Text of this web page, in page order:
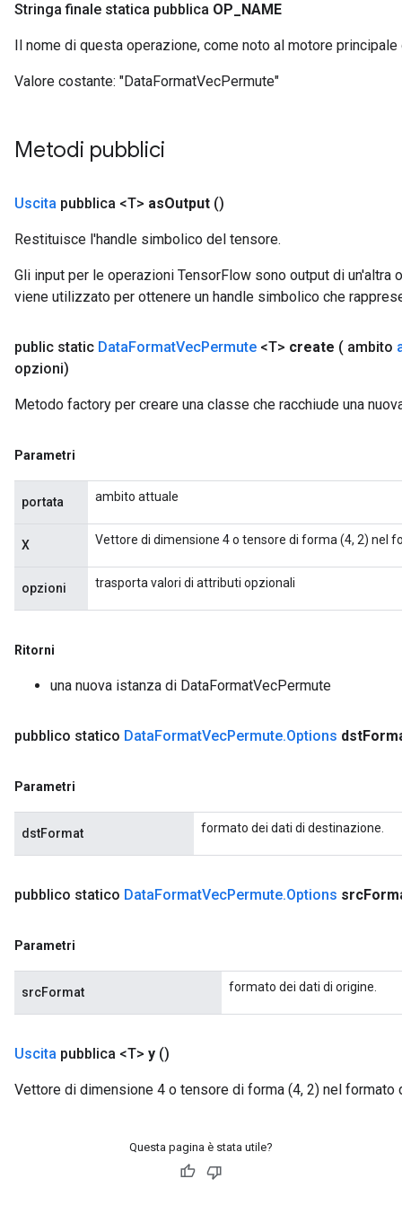
Stringa finale statica pubblica OP NAME
Il nome di questa operazione, come noto al motore
Valore costante: "DataFormatVecPermute"
Metodi pubblici
Uscita pubblica <T> asOutput ()
Restituisce l'handle simbolico del tensore.
Gli input per le operazioni TensorFlow sono output di un'altra
viene utilizzato per ottenere un handle simbolico che
public static DataFormatVecPermute <T> create ( ambito
opzioni)
Metodo factory per creare una classe che racchiude una
Parametri
portata ambito attuale
X Vettore di dimensione 4 o tensore di forma (4, 2) nel
opzioni trasporta valori di attributi opzionali
Ritorni
una nuova istanza di DataFormatVecPermute
pubblico statico DataFormatVecPermute.Options dst
Parametri
dstFormat formato dei dati di destinazione.
pubblico statico DataFormatVecPermute.Options src
Parametri
srcFormat formato dei dati di origine.
Uscita pubblica <T> y ()
Vettore di dimensione 4 o tensore di forma (4, 2) nel formato
Questa pagina è stata utile?